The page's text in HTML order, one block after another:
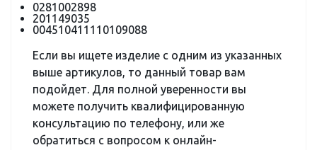
0281002898
201149035
004510411110109088
Если вы ищете изделие с одним из указанных
выше артикулов, то данный товар вам
подойдет. Для полной уверенности вы
можете получить квалифицированную
консультацию по телефону, или же
обратиться с вопросом к онлайн-